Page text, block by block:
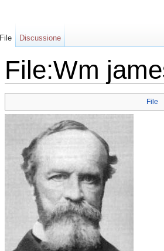
File:Wm
File
File Discussione